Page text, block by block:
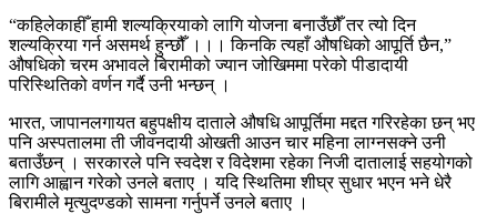
“कहिलेकाहीँ हामी शल्यक्रियाको लागि योजना बनाउँछौँ तर त्यो दिन
शल्यक्रिया गर्न असमर्थ हुन्छौँ ।।। किनकि त्यहाँ औषधिको आपूर्ति छैन,”
औषधिको चरम अभावले बिरामीको ज्यान जोखिममा परेको पीडादायी
परिस्थितिको वर्णन गर्दै उनी भन्छन् ।
भारत, जापानलगायत बहुपक्षीय दाताले औषधि आपूर्तिमा मद्दत गरिरहेका छन् भए
पनि अस्पतालमा ती जीवनदायी ओखती आउन चार महिना लाग्नसक्ने उनी
बताउँछन् । सरकारले पनि स्वदेश र विदेशमा रहेका निजी दातालाई सहयोगको
लागि आह्वान गरेको उनले बताए । यदि स्थितिमा शीघ्र सुधार भएन भने धेरै
बिरामीले मृत्युदण्डको सामना गर्नुपर्ने उनले बताए ।